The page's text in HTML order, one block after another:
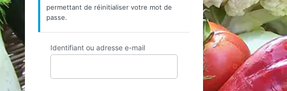
permettant de réinitialiser votre mot de
passe.
Identifiant ou adresse e-mail